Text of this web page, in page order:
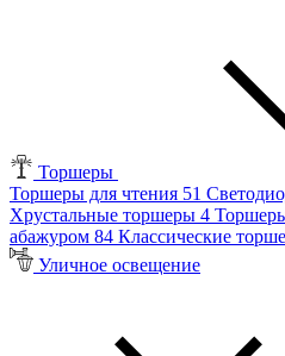
Торшеры
Торшеры для чтения 51
Хрустальные торшеры 4
абажуром 84 Классические
Уличное освещение